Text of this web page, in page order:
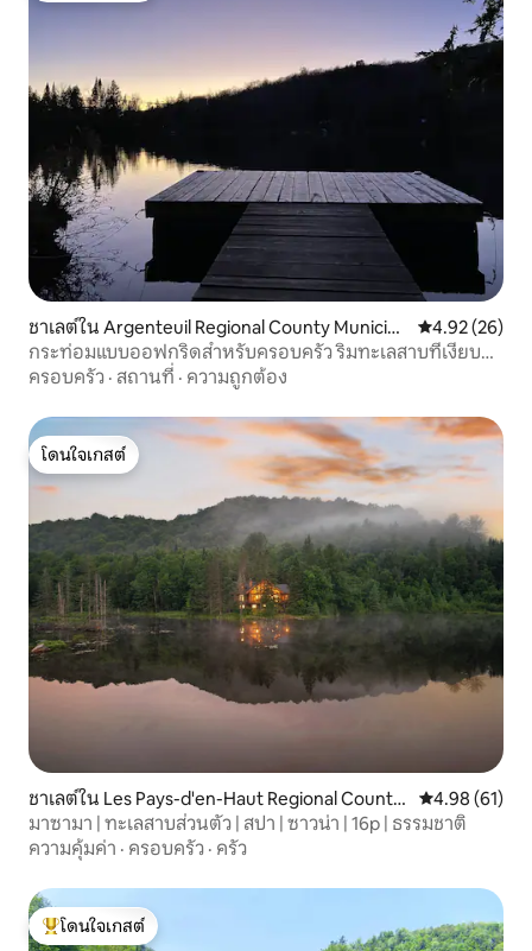
ชาเลต์ใน Argenteuil Regional County Municipal
ity
คะแนนเฉลี่ย
4.92 (26)
กระท่อมแบบออฟกริดสำหรับครอบครัว ริมทะเลสาบที่เงียบ
สงบ
ครอบครัว · สถานที่ · ความถูกต้อง
โดนใจเกสต์
โดนใจเกสต์
ชาเลต์ใน Les Pays-d'en-Haut Regional County
Municipality
คะแนนเฉลี่ย
4.98 (61)
มาซามา | ทะเลสาบส่วนตัว | สปา | ซาวน่า | 16p | ธรรมชาติ
ความคุ้มค่า · ครอบครัว · ครัว
โดนใจเกสต์ที่สุด
โดนใจเกสต์